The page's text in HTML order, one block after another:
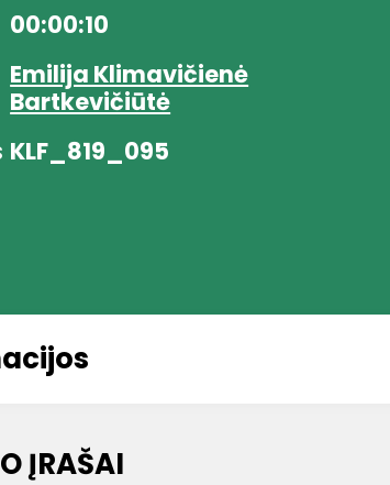
00:00:10
Emilija Klimavičienė
Bartkevičiūtė
KLF_819_095
ĮRAŠAI